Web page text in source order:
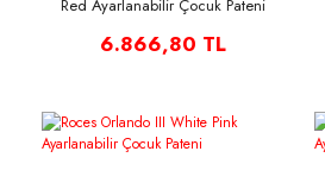
Red Ayarlanabilir Çocuk Pateni
6.866,80 TL